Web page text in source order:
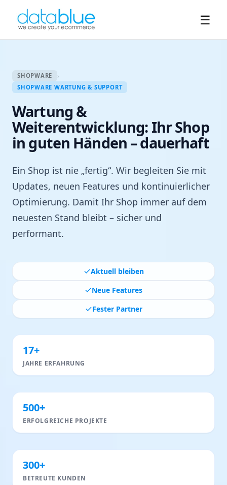
☰
SHOPWARE ›
SHOPWARE WARTUNG & SUPPORT
Wartung &
Weiterentwicklung: Ihr Shop
in guten Händen – dauerhaft
Ein Shop ist nie „fertig“. Wir begleiten Sie mit
Updates, neuen Features und kontinuierlicher
Optimierung. Damit Ihr Shop immer auf dem
neuesten Stand bleibt – sicher und
performant.
Aktuell bleiben
Neue Features
Fester Partner
17+
JAHRE ERFAHRUNG
500+
ERFOLGREICHE PROJEKTE
300+
BETREUTE KUNDEN